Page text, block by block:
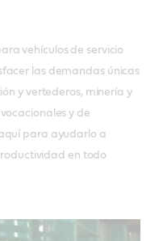
vehículos de servicio
las demandas únicas
y vertederos, minería y
y de
para ayudarlo a
en todo